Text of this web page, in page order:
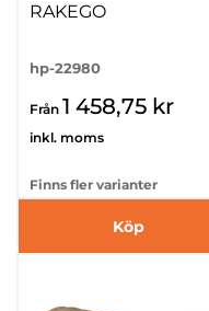
RAKEGO
hp-22980
Från 1 458,75 kr
inkl. moms
Finns fler varianter
Köp